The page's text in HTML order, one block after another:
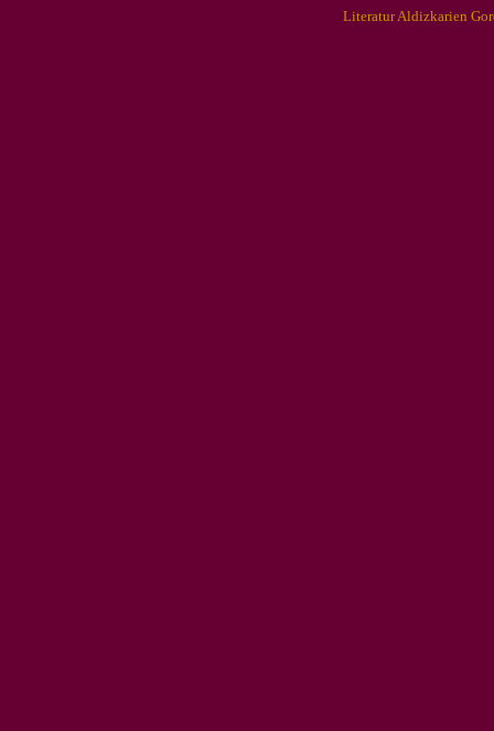
Literatur Aldizkarien